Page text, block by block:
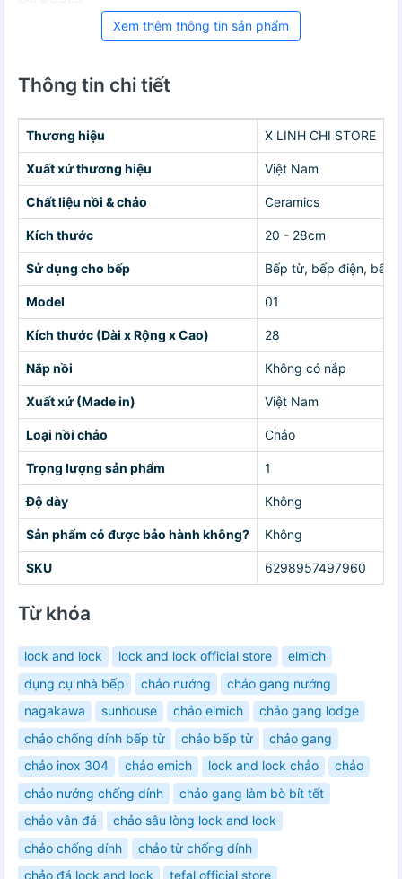
Xem thêm thông tin sản phẩm
Thông tin chi tiết
Thương hiệu X LINH CHI STORE
Xuất xứ thương hiệu Việt Nam
Chất liệu nồi & chảo Ceramics
Kích thước 20 - 28cm
Sử dụng cho bếp Bếp từ, bếp điện, bếp
Model 01
Kích thước (Dài x Rộng x Cao) 28
Nắp nồi Không có nắp
Xuất xứ (Made in) Việt Nam
Loại nồi chảo Chảo
Trọng lượng sản phẩm 1
Độ dày Không
Sản phẩm có được bảo hành không? Không
SKU 6298957497960
Từ khóa
lock and lock lock and lock official store
elmich
dụng cụ nhà bếp
chảo nướng
chảo gang nướng
nagakawa
sunhouse chảo elmich
chảo gang lodge
chảo chống dính bếp từ
chảo bếp từ
chảo gang
chảo inox 304
chảo emich lock and lock chảo
chảo
chảo nướng chống dính
chảo gang làm bò bít tết
chảo vân đá
chảo sâu lòng lock and lock
chảo chống dính
chảo từ chống dính
chảo đá lock and lock
tefal official store